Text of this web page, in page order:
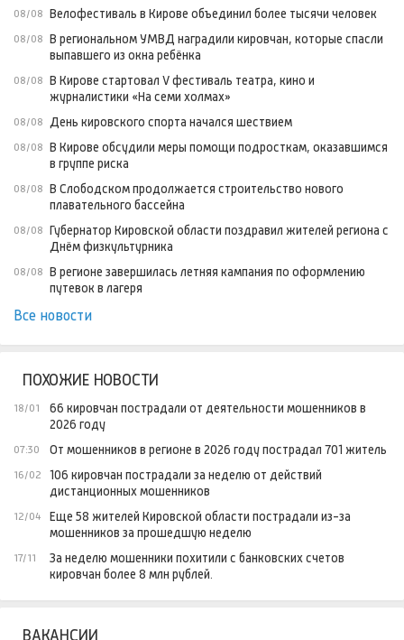
08/08 Велофестиваль в Кирове объединил более тысячи человек
08/08 В региональном УМВД наградили кировчан, которые спасли
выпавшего из окна ребёнка
08/08 В Кирове стартовал V фестиваль театра, кино и
журналистики «На семи холмах»
08/08 День кировского спорта начался шествием
08/08 В Кирове обсудили меры помощи подросткам, оказавшимся
в группе риска
08/08 В Слободском продолжается строительство нового
плавательного бассейна
08/08 Губернатор Кировской области поздравил жителей региона с
Днём физкультурника
08/08 В регионе завершилась летняя кампания по оформлению
путевок в лагеря
Все новости
ПОХОЖИЕ НОВОСТИ
18/01
66 кировчан пострадали от деятельности мошенников в
2026 году
07:30 От мошенников в регионе в 2026 году пострадал 701 житель
16/02
106 кировчан пострадали за неделю от действий
дистанционных мошенников
12/04
Еще 58 жителей Кировской области пострадали из-за
мошенников за прошедшую неделю
17/11
За неделю мошенники похитили с банковских счетов
кировчан более 8 млн рублей.
ВАКАНСИИ